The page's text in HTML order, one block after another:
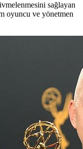
sağlayan
oyuncu ve yönetmen